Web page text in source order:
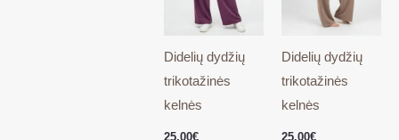
Didelių dydžių
trikotažinės
kelnės
25.00€
Didelių dydžių
trikotažinės
kelnės
25.00€